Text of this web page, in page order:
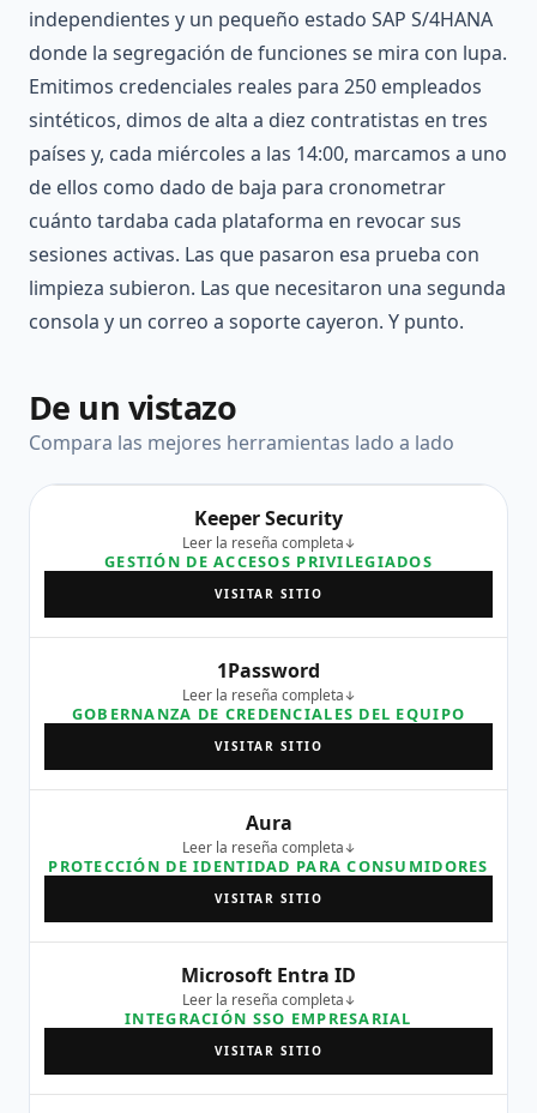
independientes y un pequeño estado SAP S/4HANA
donde la segregación de funciones se mira con lupa.
Emitimos credenciales reales para 250 empleados
sintéticos, dimos de alta a diez contratistas en tres
países y, cada miércoles a las 14:00, marcamos a uno
de ellos como dado de baja para cronometrar
cuánto tardaba cada plataforma en revocar sus
sesiones activas. Las que pasaron esa prueba con
limpieza subieron. Las que necesitaron una segunda
consola y un correo a soporte cayeron. Y punto.
De un vistazo
Compara las mejores herramientas lado a lado
Keeper Security
Leer la reseña completa
GESTIÓN DE ACCESOS PRIVILEGIADOS
VISITAR SITIO
1Password
Leer la reseña completa
GOBERNANZA DE CREDENCIALES DEL EQUIPO
VISITAR SITIO
Aura
Leer la reseña completa
PROTECCIÓN DE IDENTIDAD PARA CONSUMIDORES
VISITAR SITIO
Microsoft Entra ID
Leer la reseña completa
INTEGRACIÓN SSO EMPRESARIAL
VISITAR SITIO